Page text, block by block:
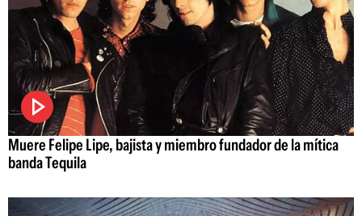
Muere Felipe Lipe, bajista y miembro fundador de la mítica
banda Tequila